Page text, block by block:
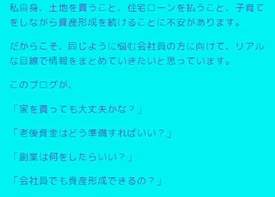
私自身、土地を買うこと、住宅ローンを払うこと、子育て
をしながら資産形成を続けることに不安があります。
だからこそ、同じように悩む会社員の方に向けて、リアル
な目線で情報をまとめていきたいと思っています。
このブログが、
「家を買っても大丈夫かな？」
「老後資金はどう準備すればいい？」
「副業は何をしたらいい？」
「会社員でも資産形成できるの？」